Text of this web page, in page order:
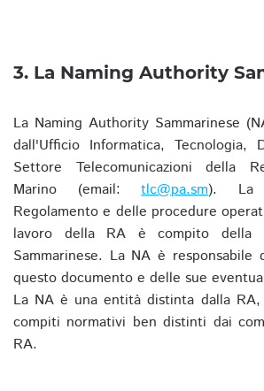
3. La Naming Authority
La Naming Authority Sammarinese
dall'Ufficio Informatica,
Settore Telecomunicazioni della
Marino (email:tlc@pa.sm). La
Regolamento e delle procedure
lavoro della RA è compito della
Sammarinese. La NA è responsabile
questo documento e delle sue
La NA è una entità distinta dalla
compiti normativi ben distinti dai
RA.